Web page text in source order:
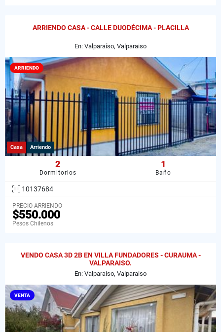
ARRIENDO CASA - CALLE DUODÉCIMA - PLACILLA
En: Valparaíso, Valparaiso
ARRIENDO
Casa Arriendo
2
Dormitorios
1
Baño
10137684
PRECIO ARRIENDO
$550.000
Pesos Chilenos
VENDO CASA 3D 2B EN VILLA FUNDADORES - CURAUMA -
VALPARAISO.
En: Valparaíso, Valparaiso
VENTA